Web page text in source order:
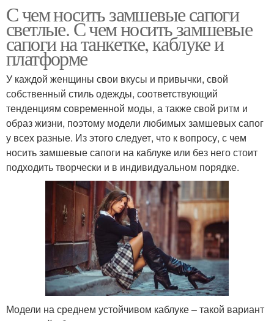
С чем носить замшевые сапоги
светлые. С чем носить замшевые
сапоги на танкетке, каблуке и
платформе
У каждой женщины свои вкусы и привычки, свой
собственный стиль одежды, соответствующий
тенденциям современной моды, а также свой ритм и
образ жизни, поэтому модели любимых замшевых сапог
у всех разные. Из этого следует, что к вопросу, с чем
носить замшевые сапоги на каблуке или без него стоит
подходить творчески и в индивидуальном порядке.
Модели на среднем устойчивом каблуке – такой вариант